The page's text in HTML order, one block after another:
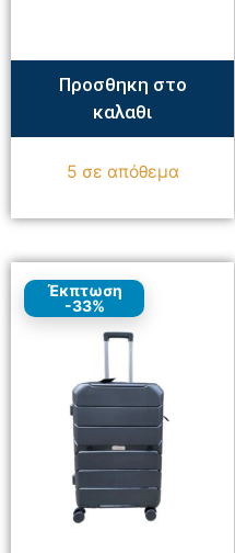
Προσθηκη στο
καλαθι
5 σε απόθεμα
Έκπτωση
-33%